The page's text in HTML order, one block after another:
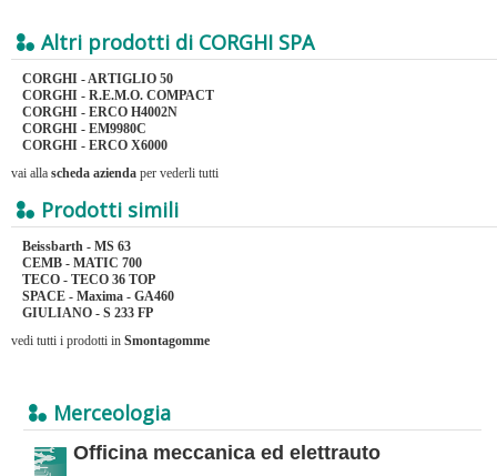
Altri prodotti di CORGHI SPA
CORGHI - ARTIGLIO 50
CORGHI - R.E.M.O. COMPACT
CORGHI - ERCO H4002N
CORGHI - EM9980C
CORGHI - ERCO X6000
vai alla scheda azienda per vederli tutti
Prodotti simili
Beissbarth - MS 63
CEMB - MATIC 700
TECO - TECO 36 TOP
SPACE - Maxima - GA460
GIULIANO - S 233 FP
vedi tutti i prodotti in Smontagomme
Merceologia
Officina meccanica ed elettrauto